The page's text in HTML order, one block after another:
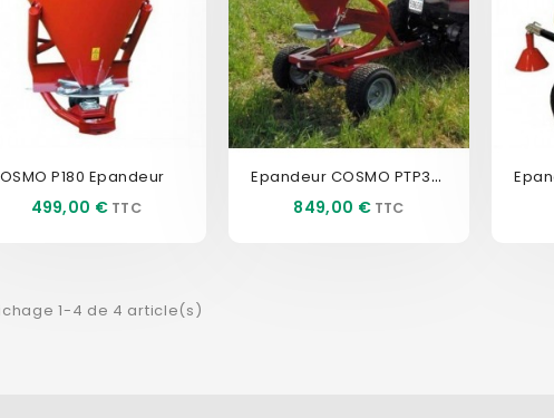
P180 Epandeur
Prix
499,00 €
Epandeur COSMO PTP300
Prix
849,00 €
1-4 de 4 article(s)